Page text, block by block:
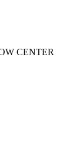
CENTER